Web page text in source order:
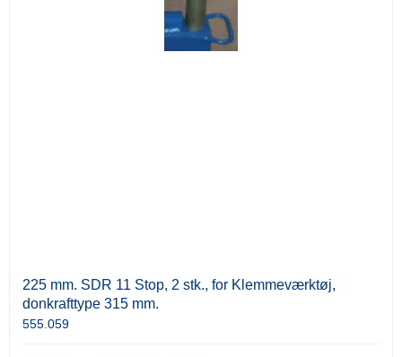
225 mm. SDR 11 Stop, 2 stk., for Klemmeværktøj,
donkrafttype 315 mm.
555.059